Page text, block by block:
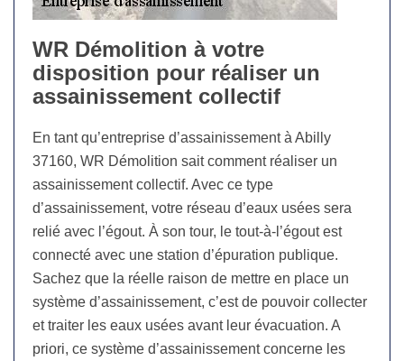
WR Démolition à votre
disposition pour réaliser un
assainissement collectif
En tant qu’entreprise d’assainissement à Abilly
37160, WR Démolition sait comment réaliser un
assainissement collectif. Avec ce type
d’assainissement, votre réseau d’eaux usées sera
relié avec l’égout. À son tour, le tout-à-l’égout est
connecté avec une station d’épuration publique.
Sachez que la réelle raison de mettre en place un
système d’assainissement, c’est de pouvoir collecter
et traiter les eaux usées avant leur évacuation. A
priori, ce système d’assainissement concerne les